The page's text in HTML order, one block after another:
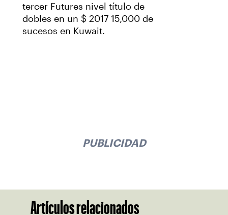
tercer Futures nivel título de
dobles en un $ 2017 15,000 de
sucesos en Kuwait.
PUBLICIDAD
Artículos relacionados